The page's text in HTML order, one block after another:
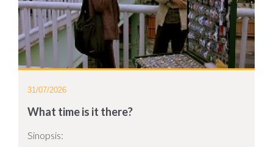
31/07/2026
What time is it there?
Sinopsis: